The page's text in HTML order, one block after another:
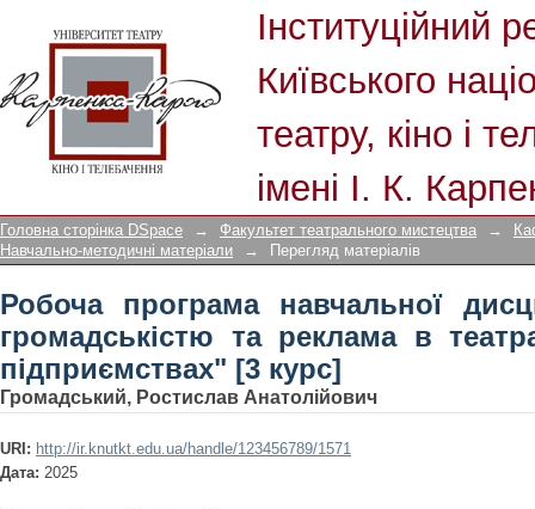
Інституційний
Київського
театру, кіно і
імені І. К.
Робоча програма навчальної
в театрально-видовищних
Головна сторінка DSpace → Факультет театрального мистецтва →
Навчально-методичні матеріали
→ Перегляд матеріалів
Робоча програма навчальної
громадськістю та реклама в
підприємствах" [3 курс]
Громадський, Ростислав Анатолійович
URI: http://ir.knutkt.edu.ua/handle/123456789/1571
Дата: 2025